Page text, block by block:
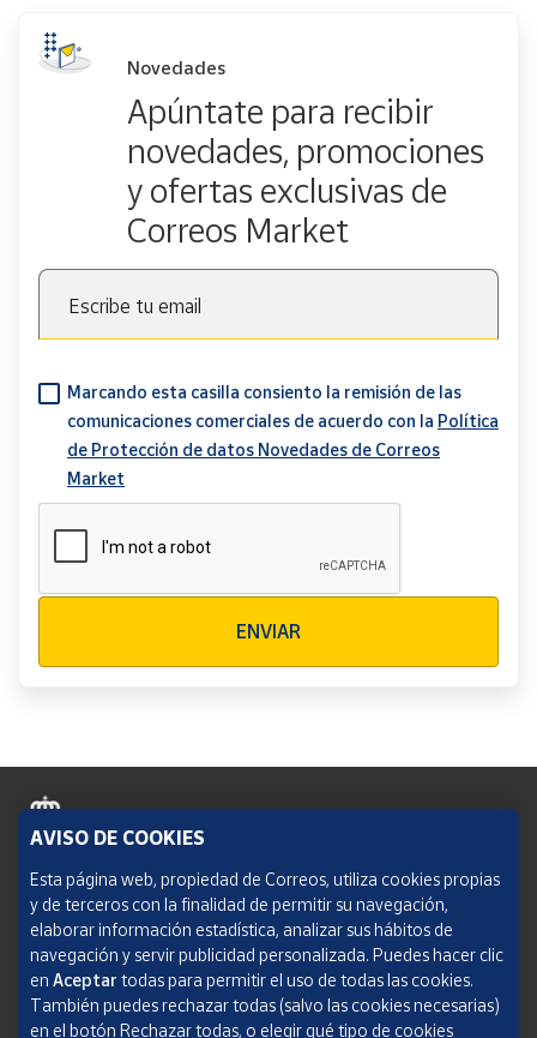
Novedades
Apúntate para recibir
novedades, promociones
y ofertas exclusivas de
Correos Market
Escribe tu email
Marcando esta casilla consiento la remisión de las
comunicaciones comerciales de acuerdo con la Política
de Protección de datos Novedades de Correos
Market
ENVIAR
Política de cookies
Aviso legal
Condiciones del servicio
Política de Privacidad Web
AVISO DE COOKIES
Esta página web, propiedad de Correos, utiliza cookies propias
y de terceros con la finalidad de permitir su navegación,
elaborar información estadística, analizar sus hábitos de
navegación y servir publicidad personalizada. Puedes hacer clic
en Aceptar todas para permitir el uso de todas las cookies.
También puedes rechazar todas (salvo las cookies necesarias)
en el botón Rechazar todas, o elegir qué tipo de cookies